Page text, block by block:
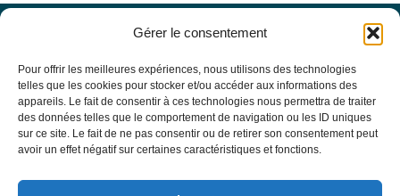
Gérer le consentement
Pour offrir les meilleures expériences, nous utilisons des technologies
telles que les cookies pour stocker et/ou accéder aux informations des
appareils. Le fait de consentir à ces technologies nous permettra de traiter
des données telles que le comportement de navigation ou les ID uniques
sur ce site. Le fait de ne pas consentir ou de retirer son consentement peut
avoir un effet négatif sur certaines caractéristiques et fonctions.
Actualités
Agenda
Missions du site
Mentions légales
Conditions générales d’utilisation